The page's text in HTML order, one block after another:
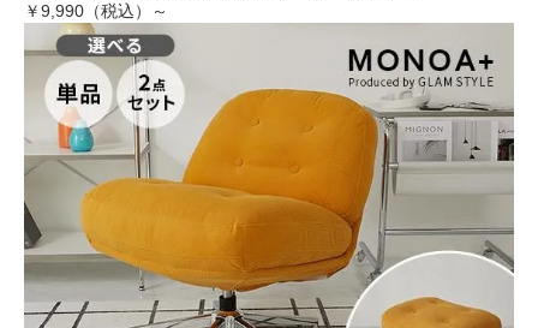
￥9,990（税込）～